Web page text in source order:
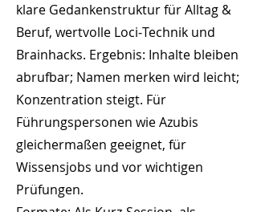
klare Gedankenstruktur für Alltag &
Beruf, wertvolle Loci‑Technik und
Brainhacks. Ergebnis: Inhalte bleiben
abrufbar; Namen merken wird leicht;
Konzentration steigt. Für
Führungspersonen wie Azubis
gleichermaßen geeignet, für
Wissensjobs und vor wichtigen
Prüfungen.